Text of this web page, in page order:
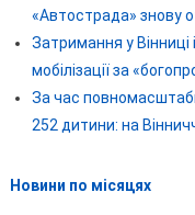
«Автострада» знову
Затримання у Вінниці
мобілізації за
За час
252 дитини: на
Новини по місяцях